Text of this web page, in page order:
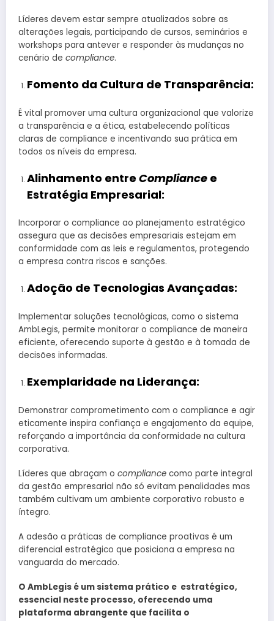
Líderes devem estar sempre atualizados sobre as
alterações legais, participando de cursos, seminários e
workshops para antever e responder às mudanças no
cenário de compliance.
Fomento da Cultura de Transparência:
É vital promover uma cultura organizacional que valorize
a transparência e a ética, estabelecendo políticas
claras de compliance e incentivando sua prática em
todos os níveis da empresa.
Alinhamento entre Compliancee
Estratégia Empresarial:
Incorporar o compliance ao planejamento estratégico
assegura que as decisões empresariais estejam em
conformidade com as leis e regulamentos, protegendo
a empresa contra riscos e sanções.
Adoção de Tecnologias Avançadas:
Implementar soluções tecnológicas, como o sistema
AmbLegis, permite monitorar o compliance de maneira
eficiente, oferecendo suporte à gestão e à tomada de
decisões informadas.
Exemplaridade na Liderança:
Demonstrar comprometimento com o compliance e agir
eticamente inspira confiança e engajamento da equipe,
reforçando a importância da conformidade na cultura
corporativa.
Líderes que abraçam o compliance como parte integral
da gestão empresarial não só evitam penalidades mas
também cultivam um ambiente corporativo robusto e
íntegro.
A adesão a práticas de compliance proativas é um
diferencial estratégico que posiciona a empresa na
vanguarda do mercado.
O AmbLegis é um sistema prático e estratégico,
essencial neste processo, oferecendo uma
plataforma abrangente que facilita o